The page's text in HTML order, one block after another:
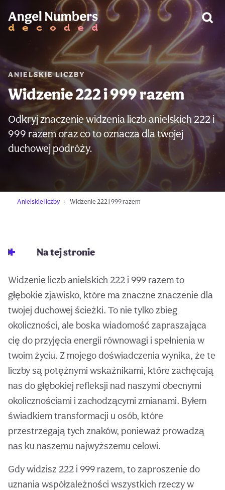
ANIELSKIE LICZBY
Widzenie 222 i 999 razem
Odkryj znaczenie widzenia liczb anielskich 222 i
999 razem oraz co to oznacza dla twojej
duchowej podróży.
Anielskie liczby Widzenie 222 i 999 razem
Na tej stronie
Widzenie liczb anielskich 222 i 999 razem to
głębokie zjawisko, które ma znaczne znaczenie dla
twojej duchowej ścieżki. To nie tylko zbieg
okoliczności, ale boska wiadomość zapraszająca
cię do przyjęcia energii równowagi i spełnienia w
twoim życiu. Z mojego doświadczenia wynika, że te
liczby są potężnymi wskaźnikami, które zachęcają
nas do głębokiej refleksji nad naszymi obecnymi
okolicznościami i zachodzącymi zmianami. Byłem
świadkiem transformacji u osób, które
przestrzegają tych znaków, ponieważ prowadzą
nas ku naszemu najwyższemu celowi.
Gdy widzisz 222 i 999 razem, to zaproszenie do
uznania współzależności wszystkich rzeczy w
OSTRZEŻENIE: